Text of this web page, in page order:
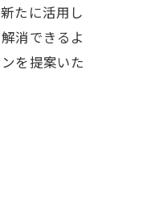
たに活用し
消できるよ
を提案いた